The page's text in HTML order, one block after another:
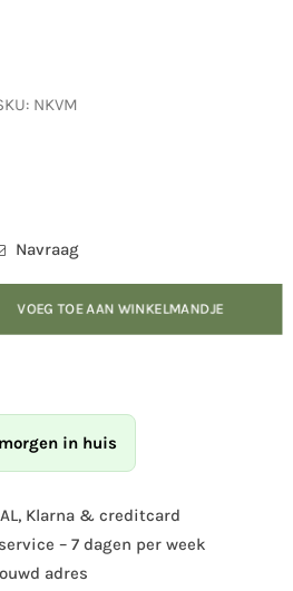
NKVM
Navraag
VOEG TOE AAN WINKELMANDJE
morgen in huis
Klarna & creditcard
– 7 dagen per week
adres